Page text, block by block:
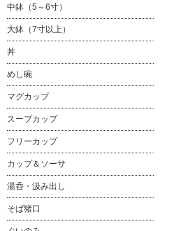
中鉢（5～6寸）
大鉢（7寸以上）
丼
めし碗
マグカップ
スープカップ
フリーカップ
カップ＆ソーサ
湯呑・汲み出し
そば猪口